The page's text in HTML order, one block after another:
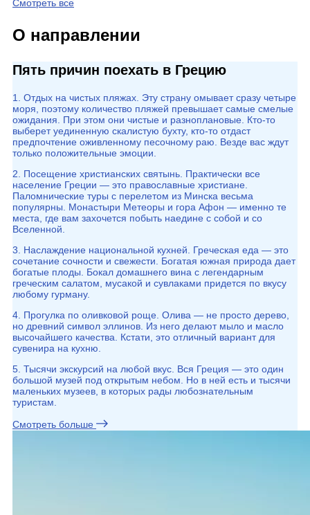
Смотреть все
О направлении
Пять причин поехать в Грецию
1. Отдых на чистых пляжах. Эту страну омывает сразу четыре
моря, поэтому количество пляжей превышает самые смелые
ожидания. При этом они чистые и разноплановые. Кто-то
выберет уединенную скалистую бухту, кто-то отдаст
предпочтение оживленному песочному раю. Везде вас ждут
только положительные эмоции.
2. Посещение христианских святынь. Практически все
население Греции — это православные христиане.
Паломнические туры с перелетом из Минска весьма
популярны. Монастыри Метеоры и гора Афон — именно те
места, где вам захочется побыть наедине с собой и со
Вселенной.
3. Наслаждение национальной кухней. Греческая еда — это
сочетание сочности и свежести. Богатая южная природа дает
богатые плоды. Бокал домашнего вина с легендарным
греческим салатом, мусакой и сувлаками придется по вкусу
любому гурману.
4. Прогулка по оливковой роще. Олива — не просто дерево,
но древний символ эллинов. Из него делают мыло и масло
высочайшего качества. Кстати, это отличный вариант для
сувенира на кухню.
5. Тысячи экскурсий на любой вкус. Вся Греция — это один
большой музей под открытым небом. Но в ней есть и тысячи
маленьких музеев, в которых рады любознательным
туристам.
Смотреть больше